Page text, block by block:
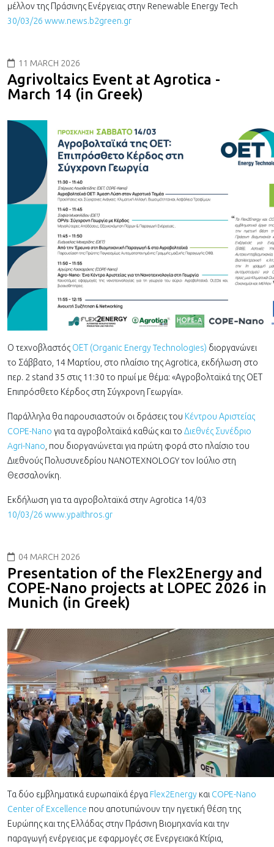
μέλλον της Πράσινης Ενέργειας στην Renewable Energy Tech
30/03/26 www.news.b2green.gr
11 MARCH 2026
Agrivoltaics Event at Agrotica -
March 14 (in Greek)
Ο τεχνοβλαστός ΟΕΤ (Organic Energy Technologies) διοργανώνει
το Σάββατο, 14 Μαρτίου, στο πλαίσιο της Agrotica, εκδήλωση στο
περ. 2 stand 35 στις 11:30 το πρωί με θέμα: «Αγροβολταϊκά της ΟΕΤ
Επιπρόσθετο Κέρδος στη Σύγχρονη Γεωργία».
Παράλληλα θα παρουσιαστούν οι δράσεις του Κέντρου Αριστείας
COPE-Nano για τα αγροβολταϊκά καθώς και το Διεθνές Συνέδριο
Agri-Nano, που διοργανώνεται για πρώτη φορά στο πλαίσιο του
Διεθνούς Πολυσυνεδρίου NANOTEXNOLOGY τον Ιούλιο στη
Θεσσαλονίκη.
Εκδήλωση για τα αγροβολταϊκά στην Agrotica 14/03
10/03/26 www.ypaithros.gr
04 MARCH 2026
Presentation of the Flex2Energy and
COPE-Nano projects at LOPEC 2026 in
Munich (in Greek)
Τα δύο εμβληματικά ευρωπαϊκά έργα Flex2Energy και COPE-Nano
Center of Excellence που αποτυπώνουν την ηγετική θέση της
Ευρώπης και της Ελλάδας στην Πράσινη Βιομηχανία και την
παραγωγή ενέργειας με εφαρμογές σε Ενεργειακά Κτίρια,